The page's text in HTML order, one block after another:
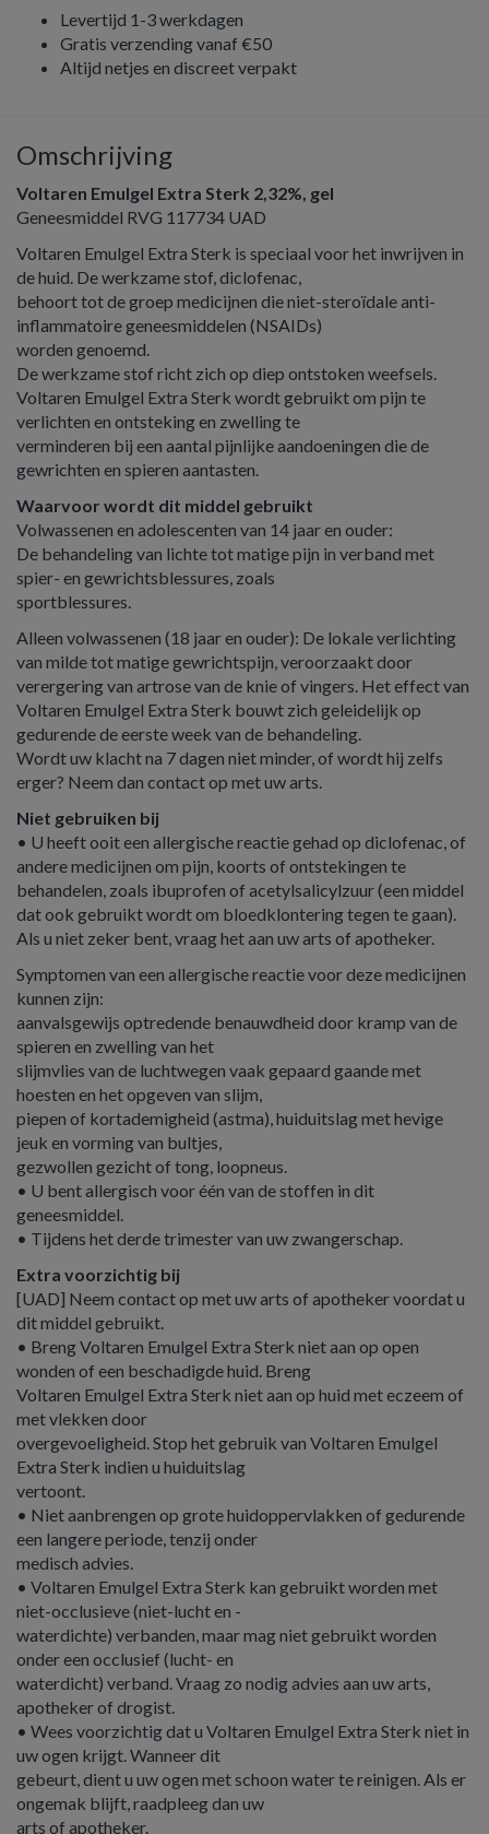
Levertijd 1-3 werkdagen
Gratis verzending vanaf €50
Altijd netjes en discreet verpakt
Omschrijving
Voltaren Emulgel Extra Sterk 2,32%, gel
Geneesmiddel RVG 117734 UAD
Voltaren Emulgel Extra Sterk is speciaal voor het inwrijven in
de huid. De werkzame stof, diclofenac,
behoort tot de groep medicijnen die niet-steroïdale anti-
inflammatoire geneesmiddelen (NSAIDs)
worden genoemd.
De werkzame stof richt zich op diep ontstoken weefsels.
Voltaren Emulgel Extra Sterk wordt gebruikt om pijn te
verlichten en ontsteking en zwelling te
verminderen bij een aantal pijnlijke aandoeningen die de
gewrichten en spieren aantasten.
Waarvoor wordt dit middel gebruikt
Volwassenen en adolescenten van 14 jaar en ouder:
De behandeling van lichte tot matige pijn in verband met
spier- en gewrichtsblessures, zoals
sportblessures.
Alleen volwassenen (18 jaar en ouder): De lokale verlichting
van milde tot matige gewrichtspijn, veroorzaakt door
verergering van artrose van de knie of vingers. Het effect van
Voltaren Emulgel Extra Sterk bouwt zich geleidelijk op
gedurende de eerste week van de behandeling.
Wordt uw klacht na 7 dagen niet minder, of wordt hij zelfs
erger? Neem dan contact op met uw arts.
Niet gebruiken bij
• U heeft ooit een allergische reactie gehad op diclofenac, of
andere medicijnen om pijn, koorts of ontstekingen te
behandelen, zoals ibuprofen of acetylsalicylzuur (een middel
dat ook gebruikt wordt om bloedklontering tegen te gaan).
Als u niet zeker bent, vraag het aan uw arts of apotheker.
Symptomen van een allergische reactie voor deze medicijnen
kunnen zijn:
aanvalsgewijs optredende benauwdheid door kramp van de
spieren en zwelling van het
slijmvlies van de luchtwegen vaak gepaard gaande met
hoesten en het opgeven van slijm,
piepen of kortademigheid (astma), huiduitslag met hevige
jeuk en vorming van bultjes,
gezwollen gezicht of tong, loopneus.
• U bent allergisch voor één van de stoffen in dit
geneesmiddel.
• Tijdens het derde trimester van uw zwangerschap.
Extra voorzichtig bij
[UAD] Neem contact op met uw arts of apotheker voordat u
dit middel gebruikt.
• Breng Voltaren Emulgel Extra Sterk niet aan op open
wonden of een beschadigde huid. Breng
Voltaren Emulgel Extra Sterk niet aan op huid met eczeem of
met vlekken door
overgevoeligheid. Stop het gebruik van Voltaren Emulgel
Extra Sterk indien u huiduitslag
vertoont.
• Niet aanbrengen op grote huidoppervlakken of gedurende
een langere periode, tenzij onder
medisch advies.
• Voltaren Emulgel Extra Sterk kan gebruikt worden met
niet-occlusieve (niet-lucht en -
waterdichte) verbanden, maar mag niet gebruikt worden
onder een occlusief (lucht- en
waterdicht) verband. Vraag zo nodig advies aan uw arts,
apotheker of drogist.
• Wees voorzichtig dat u Voltaren Emulgel Extra Sterk niet in
uw ogen krijgt. Wanneer dit
gebeurt, dient u uw ogen met schoon water te reinigen. Als er
ongemak blijft, raadpleeg dan uw
arts of apotheker.